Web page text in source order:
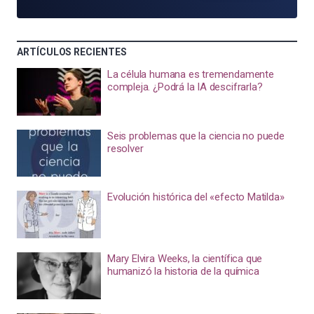
ARTÍCULOS RECIENTES
La célula humana es tremendamente
compleja. ¿Podrá la IA descifrarla?
Seis problemas que la ciencia no puede
resolver
Evolución histórica del «efecto Matilda»
Mary Elvira Weeks, la científica que
humanizó la historia de la química